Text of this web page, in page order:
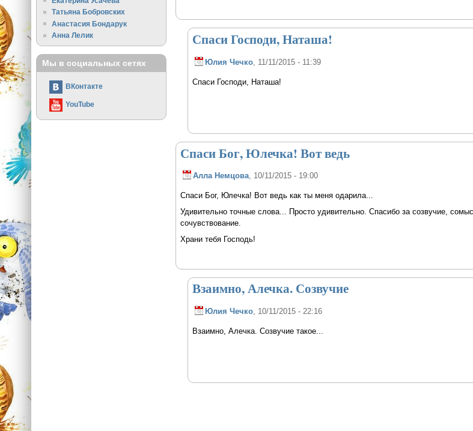
Спаси Господи, Наташа!
Юлия Чечко, 11/11/2015 - 11:39
Спаси Господи, Наташа!
Спаси Бог, Юлечка! Вот ведь
Алла Немцова, 10/11/2015 - 19:00
Спаси Бог, Юлечка! Вот ведь как ты меня одарила...
Удивительно точные слова... Просто удивительно. Спасибо за созвучие,
сочувствование.
Храни тебя Господь!
Взаимно, Алечка. Созвучие
Юлия Чечко, 10/11/2015 - 22:16
Взаимно, Алечка. Созвучие такое...
Татьяна Бобровских
Анастасия Бондарук
Анна Лелик
Мы в социальных сетях
ВКонтакте
YouTube